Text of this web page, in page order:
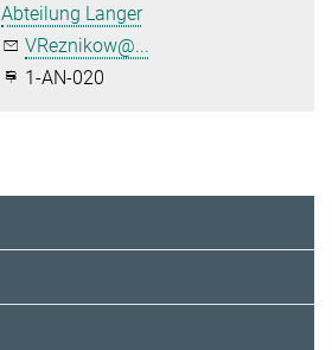
Abteilung Langer
VReznikow@...
1-AN-020